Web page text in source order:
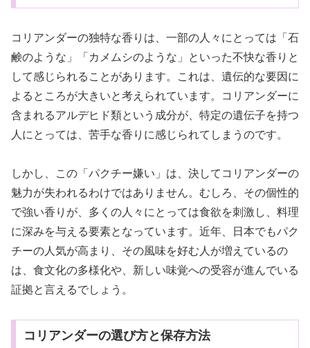
コリアンダーの独特な香りは、一部の人々にとっては「石
鹸のような」「カメムシのような」といった不快な香りと
して感じられることがあります。これは、遺伝的な要因に
よるところが大きいと考えられています。コリアンダーに
含まれるアルデヒド類という成分が、特定の遺伝子を持つ
人にとっては、苦手な香りに感じられてしまうのです。
しかし、この「パクチー嫌い」は、決してコリアンダーの
魅力が失われるわけではありません。むしろ、その個性的
で強い香りが、多くの人々にとっては食欲を刺激し、料理
に深みを与える要素となっています。近年、日本でもパク
チーの人気が高まり、その風味を好む人が増えているの
は、食文化の多様化や、新しい味覚への受容が進んでいる
証拠と言えるでしょう。
コリアンダーの選び方と保存方法